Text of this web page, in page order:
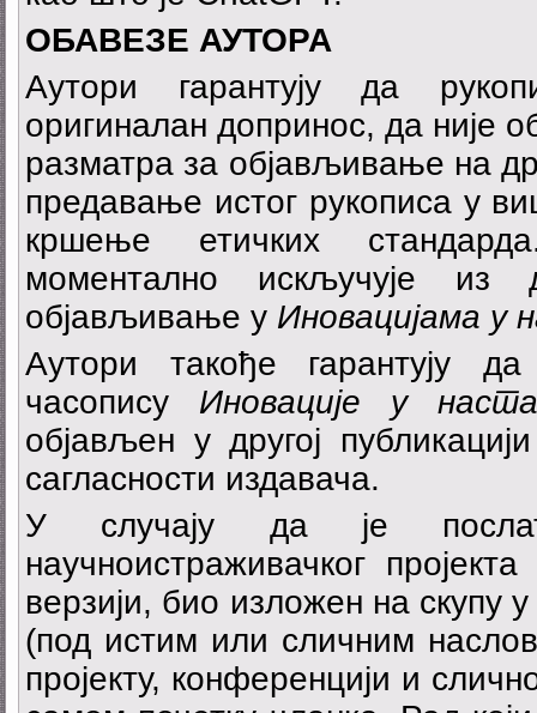
ОБАВЕЗЕ АУТОРА
Аутори гарантују да
оригиналан допринос, да није
разматра за објављивање на
предавање истог рукописа у
кршење етичких
моментално искључује
објављивање у Иновацијама у
Аутори такође гарантују
часопису Иновације у
објављен у другој
сагласности издавача.
У случају да је
научноистраживачког
верзији, био изложен на скупу
(под истим или сличним
пројекту, конференцији и